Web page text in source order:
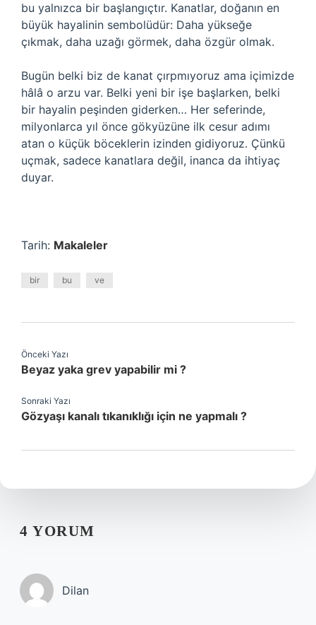
bu yalnızca bir başlangıçtır. Kanatlar, doğanın en
büyük hayalinin sembolüdür: Daha yükseğe
çıkmak, daha uzağı görmek, daha özgür olmak.
Bugün belki biz de kanat çırpmıyoruz ama içimizde
hâlâ o arzu var. Belki yeni bir işe başlarken, belki
bir hayalin peşinden giderken… Her seferinde,
milyonlarca yıl önce gökyüzüne ilk cesur adımı
atan o küçük böceklerin izinden gidiyoruz. Çünkü
uçmak, sadece kanatlara değil, inanca da ihtiyaç
duyar.
Tarih: Makaleler
bir bu ve
Önceki Yazı
Beyaz yaka grev yapabilir mi ?
Sonraki Yazı
Gözyaşı kanalı tıkanıklığı için ne yapmalı ?
4 YORUM
Dilan